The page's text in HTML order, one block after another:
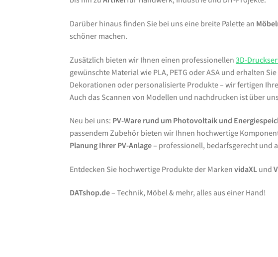
Darüber hinaus finden Sie bei uns eine breite Palette an
schöner machen.
Zusätzlich bieten wir Ihnen einen professionellen3D-
gewünschte Material wie PLA, PETG oder ASA und erhalten
Dekorationen oder personalisierte Produkte – wir fertigen
Auch das Scannen von Modellen und nachdrucken ist über
Neu bei uns: PV-Ware rund um Photovoltaik und
passendem Zubehör bieten wir Ihnen hochwertige
Planung Ihrer PV-Anlage– professionell, bedarfsgerecht und
Entdecken Sie hochwertige Produkte der MarkenvidaXL und
DATshop.de– Technik, Möbel & mehr, alles aus einer Hand!